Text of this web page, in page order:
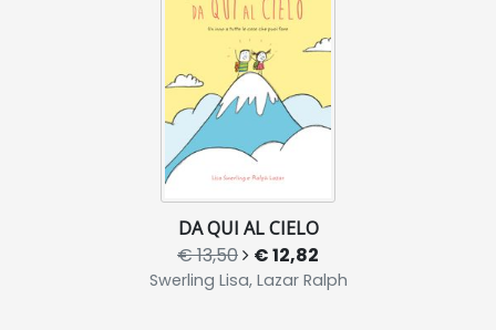
DA QUI AL CIELO
€ 13,50 € 12,82
Swerling Lisa, Lazar Ralph